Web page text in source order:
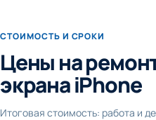
СТОИМОСТЬ И СРОКИ
Цены на
экрана iPhone
Итоговая стоимость: работа и